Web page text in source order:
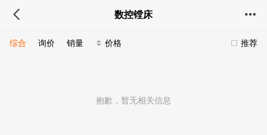
数控镗床
推荐
综合 询价 销量 价格
抱歉，暂无相关信息